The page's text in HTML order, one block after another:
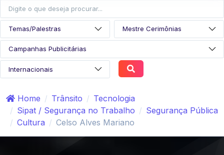
Home Trânsito
Tecnologia
Sipat / Segurança no Trabalho
Segurança Pública
Cultura
Celso Alves Mariano